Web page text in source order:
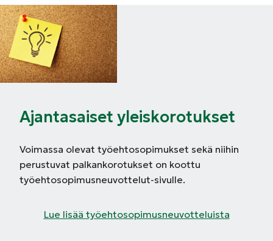
Ajantasaiset yleiskorotukset
Voimassa olevat työehtosopimukset sekä niihin
perustuvat palkankorotukset on koottu
työehtosopimusneuvottelut-sivulle.
Lue lisää työehtosopimusneuvotteluista